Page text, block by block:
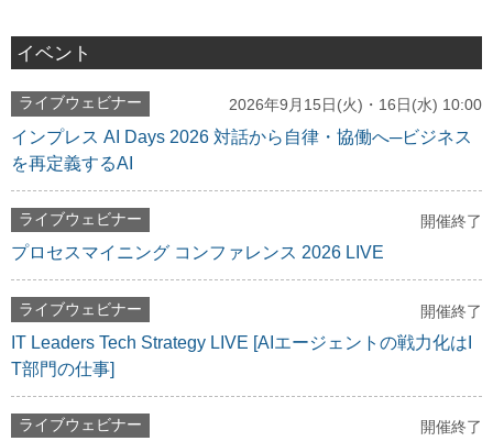
イベント
ライブウェビナー 2026年9月15日(火)・16日(水) 10:00
インプレス AI Days 2026 対話から自律・協働へ─ビジネス
を再定義するAI
ライブウェビナー 開催終了
プロセスマイニング コンファレンス 2026 LIVE
ライブウェビナー 開催終了
IT Leaders Tech Strategy LIVE [AIエージェントの戦力化はI
T部門の仕事]
ライブウェビナー 開催終了